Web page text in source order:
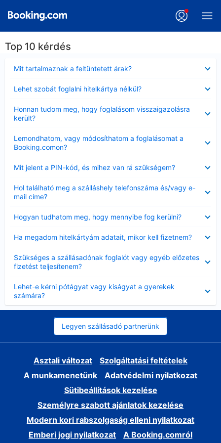
Top 10 kérdés
Mit tartalmaznak a feltüntetett árak?
Lehet szobát foglalni hitelkártya nélkül?
Honnan tudom meg, hogy foglalásom visszaigazolásra
került?
Lemondhatom, vagy módosíthatom a foglalásomat a
Booking.comon?
Mit jelent a PIN-kód, és mihez van rá szükségem?
Hol található meg a szálláshely telefonszáma és/vagy e-
mail címe?
Hogyan tudhatom meg, hogy mennyibe fog kerülni?
Ha megadom hitelkártyám adatait, mikor kell fizetnem?
Szükséges a szállásadónak foglalót vagy egyéb előzetes
fizetést teljesítenem?
Lehet-e kérni pótágyat vagy kiságyat a gyerekek
számára?
Legyen szállásadó partnerünk
Asztali változat
Szolgáltatási feltételek
A munkamenetünk
Adatvédelmi nyilatkozat
Sütibeállítások kezelése
Személyre szabott ajánlatok kezelése
Modern kori rabszolgaság elleni nyilatkozat
Emberi jogi nyilatkozat
A Booking.comról